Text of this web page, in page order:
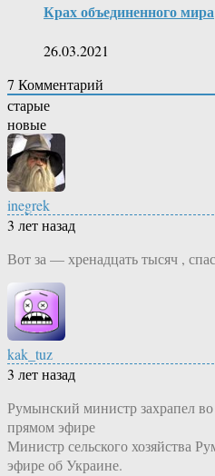
Крах объединенного мира
26.03.2021
7 Комментарий
старые
новые
inegrek
3 лет назад
Вот за — хренадцать тысяч ,
kak_tuz
3 лет назад
Румынский министр захрапел
прямом эфире
Министр сельского хозяйства
эфире об Украине.